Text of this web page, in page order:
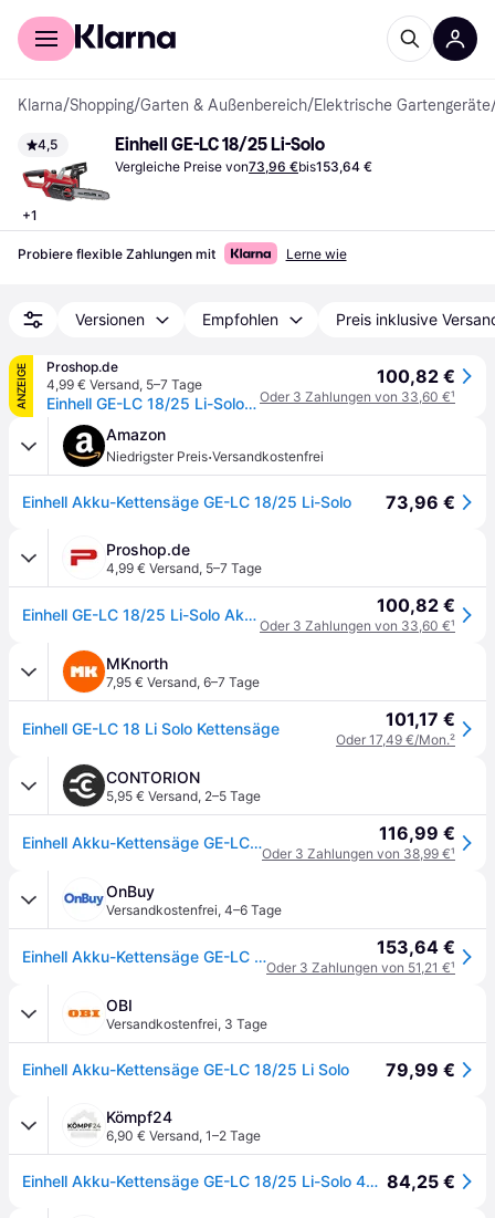
Für Shopper
Klarna/Shopping/Garten & Außenbereich/Elektrische Gartengeräte
4,5
+1
Einhell GE-LC 18/25 Li-Solo
Vergleiche Preise von73,96 €bis153,64 €
Probiere flexible Zahlungen mit Lerne wie
Versionen Empfohlen Preis inklusive
ANZEIGE
Proshop.de
4,99 € Versand, 5–7 Tage
Einhell GE-LC 18/25 Li-Solo Akku-Kettensäge
100,82 €
Oder 3 Zahlungen von 33,60 €¹
Amazon
Niedrigster Preis·Versandkostenfrei
Einhell Akku-Kettensäge GE-LC 18/25 Li-Solo 73,96 €
Proshop.de
4,99 € Versand, 5–7 Tage
Einhell GE-LC 18/25 Li-Solo Akku-Kettensäge 100,82 €
Oder 3 Zahlungen von 33,60 €¹
MKnorth
7,95 € Versand, 6–7 Tage
Einhell GE-LC 18 Li Solo Kettensäge 101,17 €
Oder 17,49 €/Mon.²
CONTORION
5,95 € Versand, 2–5 Tage
Einhell Akku-Kettensäge GE-LC 18 Li-Solo 116,99 €
Oder 3 Zahlungen von 38,99 €¹
OnBuy
Versandkostenfrei, 4–6 Tage
Einhell Akku-Kettensäge GE-LC 18/25 Li Solo - PXC (18V, Schnitt 23 cm) Wird ohne Batterie und Ladegerät geliefert. 153,64 €
Oder 3 Zahlungen von 51,21 €¹
OBI
Versandkostenfrei, 3 Tage
Einhell Akku-Kettensäge GE-LC 18/25 Li Solo 79,99 €
Kömpf24
6,90 € Versand, 1–2 Tage
Einhell Akku-Kettensäge GE-LC 18/25 Li-Solo 4501761 84,25 €